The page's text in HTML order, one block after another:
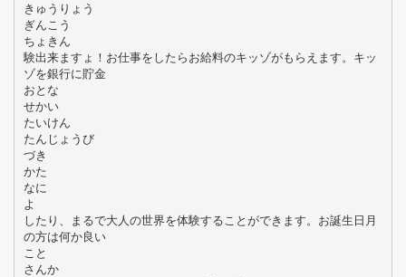
きゅうりょう
ぎんこう
ちょきん
験出来ますょ！お仕事をしたらお給料のキッゾがもらえます。キッ
ゾを銀行に貯金
おとな
せかい
たいけん
たんじょうび
づき
かた
なに
よ
したり、まるで大人の世界を体験することができます。お誕生日月
の方は何か良い
こと
さんか